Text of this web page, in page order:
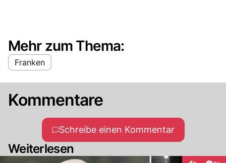
Mehr zum Thema:
Franken
Kommentare
Schreibe einen Kommentar
Weiterlesen